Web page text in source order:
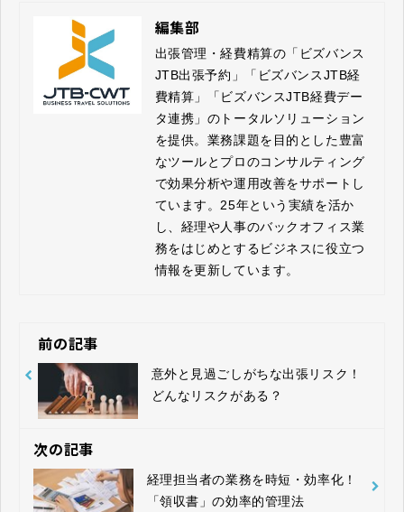
編集部
出張管理・経費精算の「ビズバンス
JTB出張予約」「ビズバンスJTB経
費精算」「ビズバンスJTB経費デー
タ連携」のトータルソリューション
を提供。業務課題を目的とした豊富
なツールとプロのコンサルティング
で効果分析や運用改善をサポートし
ています。25年という実績を活か
し、経理や人事のバックオフィス業
務をはじめとするビジネスに役立つ
情報を更新しています。
前の記事
意外と見過ごしがちな出張リスク！
どんなリスクがある？
次の記事
経理担当者の業務を時短・効率化！
「領収書」の効率的管理法